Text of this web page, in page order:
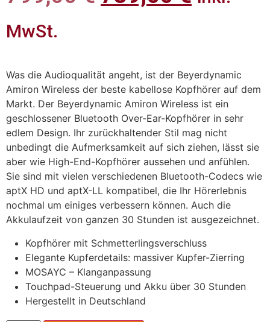
MwSt.
Was die Audioqualität angeht, ist der Beyerdynamic
Amiron Wireless der beste kabellose Kopfhörer auf dem
Markt. Der Beyerdynamic Amiron Wireless ist ein
geschlossener Bluetooth Over-Ear-Kopfhörer in sehr
edlem Design. Ihr zurückhaltender Stil mag nicht
unbedingt die Aufmerksamkeit auf sich ziehen, lässt sie
aber wie High-End-Kopfhörer aussehen und anfühlen.
Sie sind mit vielen verschiedenen Bluetooth-Codecs wie
aptX HD und aptX-LL kompatibel, die Ihr Hörerlebnis
nochmal um einiges verbessern können. Auch die
Akkulaufzeit von ganzen 30 Stunden ist ausgezeichnet.
Kopfhörer mit Schmetterlingsverschluss
Elegante Kupferdetails: massiver Kupfer-Zierring
MOSAYC – Klanganpassung
Touchpad-Steuerung und Akku über 30 Stunden
Hergestellt in Deutschland